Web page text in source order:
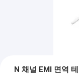
N 채널 EMI 면역